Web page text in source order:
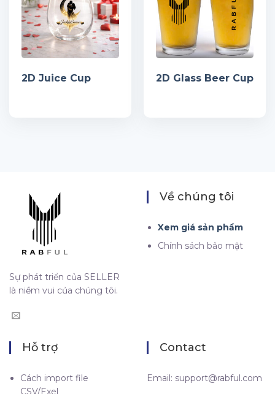
2D Juice Cup 2D Glass Beer Cup
Sự phát triển của SELLER
là niềm vui của chúng tôi.
Về chúng tôi
Xem giá sản phẩm
Chính sách bảo mật
Hỗ trợ
Cách import file
CSV/Exel
Contact
Email: support@rabful.com